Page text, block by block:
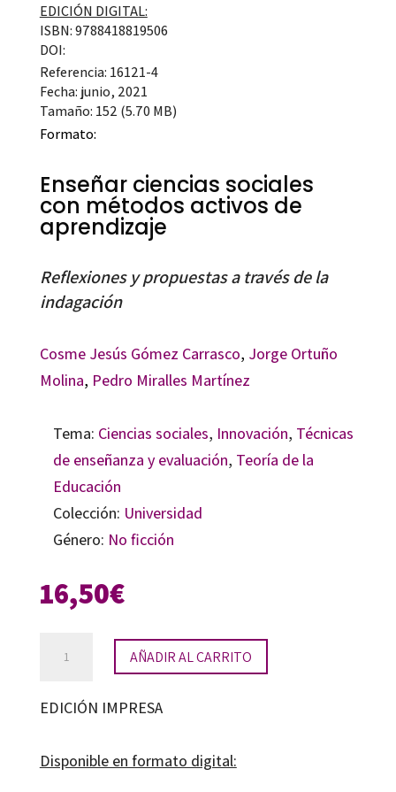
EDICIÓN DIGITAL:
ISBN: 9788418819506
DOI:
Referencia: 16121-4
Fecha: junio, 2021
Tamaño: 152 (5.70 MB)
Formato:
Enseñar ciencias sociales
con métodos activos de
aprendizaje
Reflexiones y propuestas a través de la
indagación
Cosme Jesús Gómez Carrasco, Jorge Ortuño
Molina, Pedro Miralles Martínez
Tema: Ciencias sociales, Innovación, Técnicas
de enseñanza y evaluación, Teoría de la
Educación
Colección: Universidad
Género: No ficción
16,50€
sociales
métodos
activos
AÑADIR AL CARRITO
EDICIÓN IMPRESA
Disponible en formato digital: